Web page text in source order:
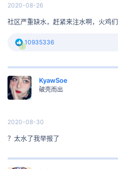
2020-08-26
社区严重缺水，赶紧来注水啊，火鸡们
1
反
馈
10935336
KyawSoe
破壳而出
2020-08-30
？太水了我举报了